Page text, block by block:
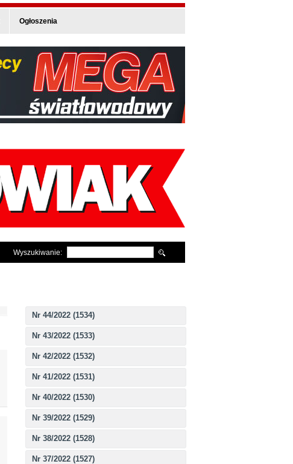
Ogłoszenia
Wyszukiwanie:
Nr 44/2022 (1534)
Nr 43/2022 (1533)
Nr 42/2022 (1532)
Nr 41/2022 (1531)
Nr 40/2022 (1530)
Nr 39/2022 (1529)
Nr 38/2022 (1528)
Nr 37/2022 (1527)